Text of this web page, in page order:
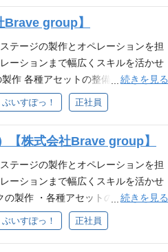
できる ・「どうすればキャラクタ
スタジオ部の責任者や、より高いク
を目指すことができる
験 ❐求める人物像 ・Brave groupの
心をうちぬけ』を一緒に体現でき
める方 ・試行錯誤をしながら自己成
で実行できる方 ・妥協せず細かい部
務を遂行できる方 参考 ❐配属部署に
など全ての制作を担っている部門で
も行っています。 ❐制作実績（オン
3D LIVEやイベント制作に携わるこ
ら携わることができる ・将来的に
トを制作するための技術開発責任者
マティクス等の制作に関する業務経
開発 ・Maya・Blende等、何かしら
Engineの使用経験 ・リアルタイ
映像編集、撮影処理の経験 ・構図や
・Brave groupのパーパス『世界
を一緒に体現できる方 ・自発的な
誤をしながら自己成長を実感したい
・妥協せず細かい部分まで品質にこ
方 参考 ❐配属部署について 本ポジ
るIP事業「ぶいすぽっ！」、「RIOT
出など全ての制作を担っている部
備等も行っています。 ❐制作実績
ロジェクトマネージャーとしてクオ
group】
テージの製作とオペレーションを担
ーションまで幅広くスキルを活かせ
作 各種アセットの整備や実装 当日
、UniTask クライアントサイド：
、JIRA、Slack、Discord 等
バーチャルライブを制作したい方か
必須要件 Unityでの3DCGコンテン
でのアセット管理や正規化、実装な
ダリングでの制作におけるツールや
や、ゲーム制作に関する業務経験 ❐
を』・ミッション『80億の、心を
、新しい事への挑戦を楽しめる方 試
を持ち圧倒的スピードで実行できる
続きを見る
ぶいすぽっ！ 正社員
【株式会社Brave group】
テージの製作とオペレーションを担
ーションまで幅広くスキルを活かせ
製作 ・各種アセットの整備や実装
：MAYA, Blender, Unity, GitHub、N
件 ・3Dコンテンツの実務経験(5年
製作の経験 ・Unityでのアセット管
続きを見る
ぶいすぽっ！ 正社員